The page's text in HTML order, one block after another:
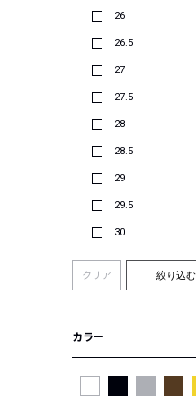
26
26.5
27
27.5
28
28.5
29
29.5
30
クリア 絞り込む
カラー